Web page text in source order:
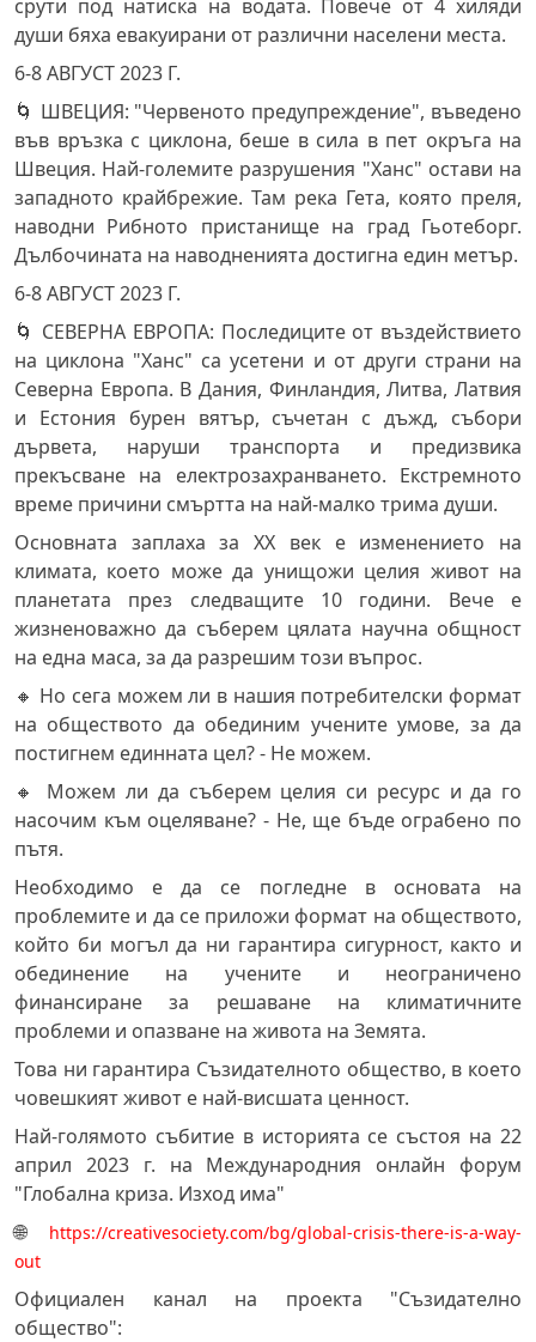
срути под натиска на водата. Повече от 4 хиляди
души бяха евакуирани от различни населени места.
6-8 АВГУСТ 2023 Г.
🌀 ШВЕЦИЯ: "Червеното предупреждение", въведено
във връзка с циклона, беше в сила в пет окръга на
Швеция. Най-големите разрушения "Ханс" остави на
западното крайбрежие. Там река Гета, която преля,
наводни Рибното пристанище на град Гьотеборг.
Дълбочината на наводненията достигна един метър.
6-8 АВГУСТ 2023 Г.
🌀 СЕВЕРНА ЕВРОПА: Последиците от въздействието
на циклона "Ханс" са усетени и от други страни на
Северна Европа. В Дания, Финландия, Литва, Латвия
и Естония бурен вятър, съчетан с дъжд, събори
дървета, наруши транспорта и предизвика
прекъсване на електрозахранването. Екстремното
време причини смъртта на най-малко трима души.
Основната заплаха за ХХ век е изменението на
климата, което може да унищожи целия живот на
планетата през следващите 10 години. Вече е
жизненоважно да съберем цялата научна общност
на една маса, за да разрешим този въпрос.
🔸 Но сега можем ли в нашия потребителски формат
на обществото да обединим учените умове, за да
постигнем единната цел? - Не можем.
🔸 Можем ли да съберем целия си ресурс и да го
насочим към оцеляване? - Не, ще бъде ограбено по
пътя.
Необходимо е да се погледне в основата на
проблемите и да се приложи формат на обществото,
който би могъл да ни гарантира сигурност, както и
обединение на учените и неограничено
финансиране за решаване на климатичните
проблеми и опазване на живота на Земята.
Това ни гарантира Съзидателното общество, в което
човешкият живот е най-висшата ценност.
Най-голямото събитие в историята се състоя на 22
април 2023 г. на Международния онлайн форум
"Глобална криза. Изход има"
🌐
https://creativesociety.com/bg/global-crisis-there-is-a-way-
out
Официален канал на проекта "Съзидателно
общество":